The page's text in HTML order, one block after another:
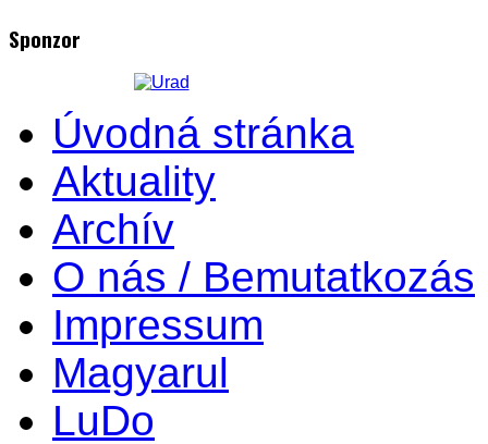
Sponzor
Úvodná stránka
Aktuality
Archív
O nás / Bemutatkozás
Impressum
Magyarul
LuDo